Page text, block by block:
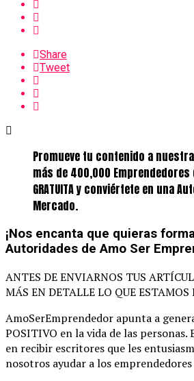
Share
Tweet
Promueve tu contenido a
más de 400,000 Emprendedores
GRATUITA y conviértete en una
Mercado.
¡Nos encanta que quieras
Autoridades de Amo Ser
ANTES DE ENVIARNOS TUS
MÁS EN DETALLE LO QUE ESTAMOS
AmoSerEmprendedor apunta a
POSITIVO en la vida de las personas.
en recibir escritores que les
nosotros ayudar a los